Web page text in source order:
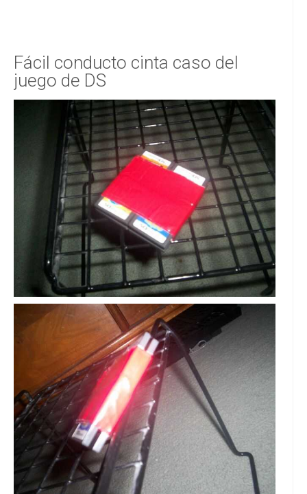
Fácil conducto cinta caso del
juego de DS